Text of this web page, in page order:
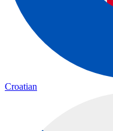
Croatian